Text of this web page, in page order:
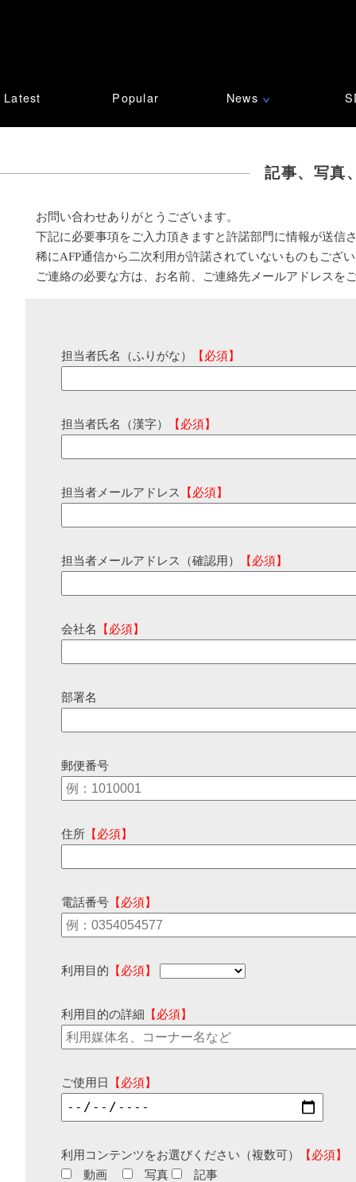
Latest Popular News ∨
記事、写真
お問い合わせありがとうございます。
下記に必要事項をご入力頂きますと許諾部門に情報が送信
稀にAFP通信から二次利用が許諾されていないものもござ
ご連絡の必要な方は、お名前、ご連絡先メールアドレスを
担当者氏名（ふりがな） 【必須】
担当者氏名（漢字） 【必須】
担当者メールアドレス 【必須】
担当者メールアドレス（確認用） 【必須】
会社名 【必須】
部署名
郵便番号
住所 【必須】
電話番号 【必須】
利用目的 【必須】
利用目的の詳細 【必須】
ご使用日 【必須】
利用コンテンツをお選びください（複数可）
【必須】
動画
写真 記事